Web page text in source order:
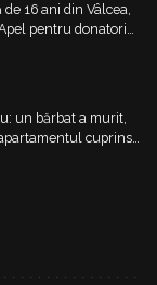
16 ani din Vâlcea,
pentru donatori
un bărbat a murit,
cuprins